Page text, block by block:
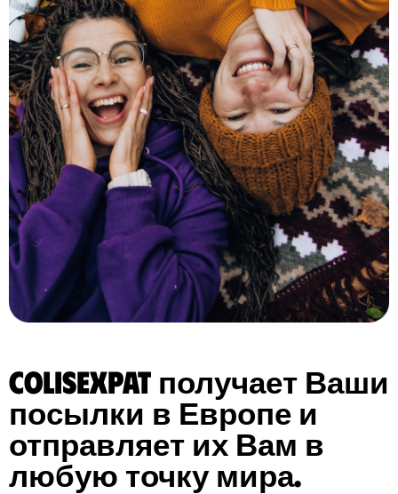
ColisExpat получает Ваши
посылки в Европе и
отправляет их Вам в
любую точку мира.